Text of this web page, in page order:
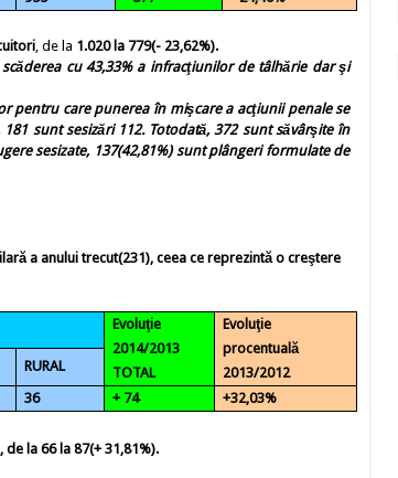
, de la 1.020 la 779(- 23,62%).
cu 43,33% a infracţiunilor de tâlhărie dar şi
pentru care punerea în mişcare a acţiunii penale se
sunt sesizări 112. Totodată, 372 sunt săvârşite în
sesizate, 137(42,81%) sunt plângeri formulate de
a anului trecut(231), ceea ce reprezintăo creştere
Evoluţie
2014/2013
TOTAL
Evoluţie
procentuală
2013/2012
RURAL
36 + 74 +32,03%
la 66 la 87(+ 31,81%).